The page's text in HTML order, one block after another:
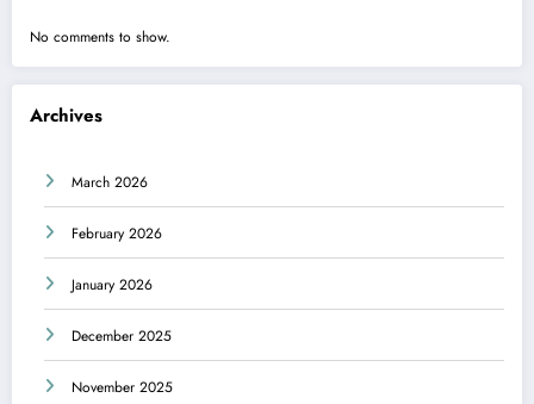
No comments to show.
Archives
March 2026
February 2026
January 2026
December 2025
November 2025